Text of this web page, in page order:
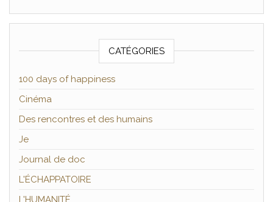
CATÉGORIES
100 days of happiness
Cinéma
Des rencontres et des humains
Je
Journal de doc
L'ÉCHAPPATOIRE